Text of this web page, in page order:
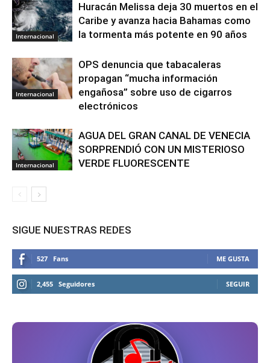
Internacional
Huracán Melissa deja 30 muertos en el
Caribe y avanza hacia Bahamas como
la tormenta más potente en 90 años
Internacional
OPS denuncia que tabacaleras
propagan “mucha información
engañosa” sobre uso de cigarros
electrónicos
Internacional
AGUA DEL GRAN CANAL DE VENECIA
SORPRENDIÓ CON UN MISTERIOSO
VERDE FLUORESCENTE
SIGUE NUESTRAS REDES
527 Fans ME GUSTA
2,455 Seguidores SEGUIR